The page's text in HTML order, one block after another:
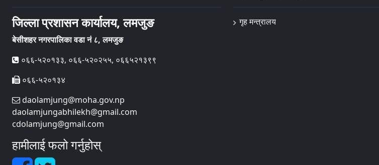
जिल्ला प्रशासन कार्यालय, लमजुङ
बेसीशहर नगरपालिका वडा नं ८, लमजुङ
०६६-५२०१३३, ०६६-५२०२५५, ०६६५२१३९९
०६६-५२०१३४
daolamjung@moha.gov.np
daolamjungabhilekh@gmail.com
cdolamjung@gmail.com
हामीलाई फलो गर्नुहोस्
गृह मन्त्रालय